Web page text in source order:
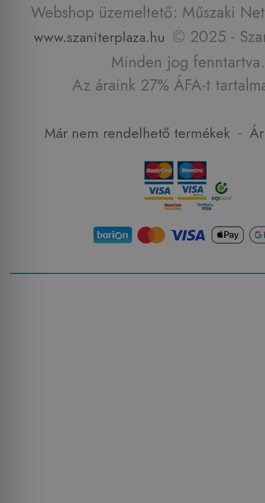
Webshop üzemeltető: Műszaki
www.szaniterplaza.hu © 2025 -
Minden jog fenntartva.
Az áraink 27% ÁFA-t
Már nem rendelhető termékek -